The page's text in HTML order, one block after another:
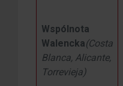
Wspólnota
Walencka(Costa
Blanca, Alicante,
Torrevieja)